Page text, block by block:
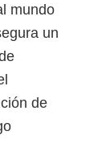
mundo
un
de